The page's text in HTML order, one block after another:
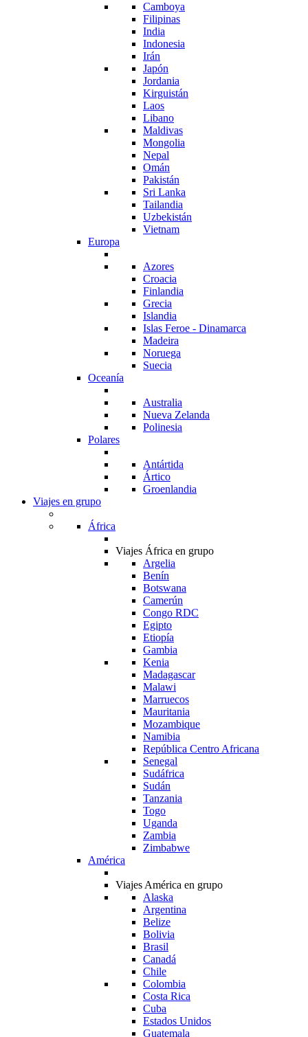
Camboya
Filipinas
India
Indonesia
Irán
Japón
Jordania
Kirguistán
Laos
Libano
Maldivas
Mongolia
Nepal
Omán
Pakistán
Sri Lanka
Tailandia
Uzbekistán
Vietnam
Europa
Azores
Croacia
Finlandia
Grecia
Islandia
Islas Feroe - Dinamarca
Madeira
Noruega
Suecia
Oceanía
Australia
Nueva Zelanda
Polinesia
Polares
Antártida
Ártico
Groenlandia
Viajes en grupo
África
Viajes África en grupo
Argelia
Benín
Botswana
Camerún
Congo RDC
Egipto
Etiopía
Gambia
Kenia
Madagascar
Malawi
Marruecos
Mauritania
Mozambique
Namibia
República Centro Africana
Senegal
Sudáfrica
Sudán
Tanzania
Togo
Uganda
Zambia
Zimbabwe
América
Viajes América en grupo
Alaska
Argentina
Belize
Bolivia
Brasil
Canadá
Chile
Colombia
Costa Rica
Cuba
Estados Unidos
Guatemala